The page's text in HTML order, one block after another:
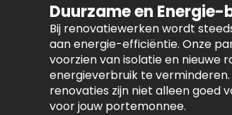
Duurzame en
Bij renovatiewerken wordt
aan energie-efficiëntie. Onze
voorzien van isolatie en nieuwe
energieverbruik te
renovaties zijn niet alleen goed
voor jouw portemonnee.